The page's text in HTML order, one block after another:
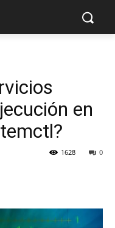
en
0
1628